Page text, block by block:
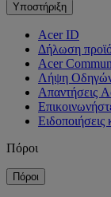
Υποστήριξη
Acer ID
Δήλωση
Acer
Λήψη
Απαντήσεις
Ειδοποιήσεις
Πόροι
Πόροι